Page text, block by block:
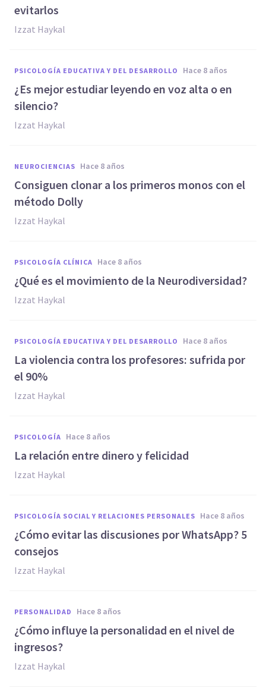
evitarlos
Izzat Haykal
PSICOLOGÍA EDUCATIVA Y DEL DESARROLLO hace 8 años
¿Es mejor estudiar leyendo en voz alta o en
silencio?
Izzat Haykal
NEUROCIENCIAS hace 8 años
Consiguen clonar a los primeros monos con el
método Dolly
Izzat Haykal
PSICOLOGÍA CLÍNICA hace 8 años
¿Qué es el movimiento de la Neurodiversidad?
Izzat Haykal
PSICOLOGÍA EDUCATIVA Y DEL DESARROLLO hace 8 años
La violencia contra los profesores: sufrida por
el 90%
Izzat Haykal
PSICOLOGÍA hace 8 años
La relación entre dinero y felicidad
Izzat Haykal
PSICOLOGÍA SOCIAL Y RELACIONES PERSONALES hace 8 años
¿Cómo evitar las discusiones por WhatsApp? 5
consejos
Izzat Haykal
PERSONALIDAD hace 8 años
¿Cómo influye la personalidad en el nivel de
ingresos?
Izzat Haykal